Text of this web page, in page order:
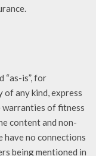
“as-is”, for
any kind, express
warranties of fitness
content and non-
have no connections
being mentioned in